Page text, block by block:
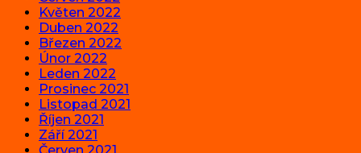
Květen 2022
Duben 2022
Březen 2022
Únor 2022
Leden 2022
Prosinec 2021
Listopad 2021
Říjen 2021
Září 2021